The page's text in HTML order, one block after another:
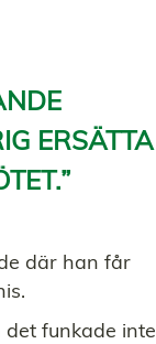
ERSÄTTA
där han får
funkade inte